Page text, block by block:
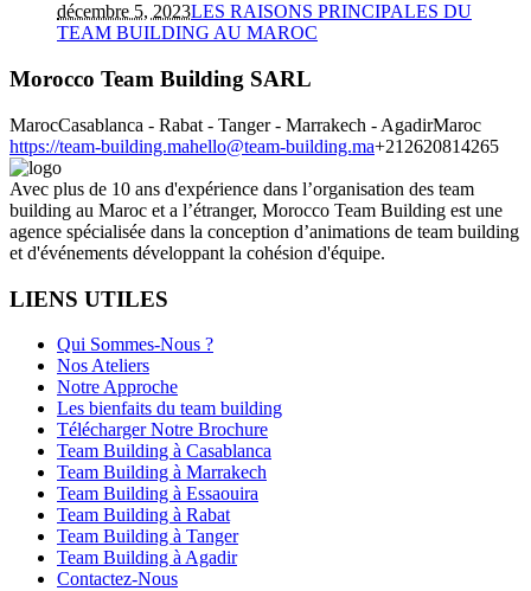
décembre 5, 2023LES RAISONS PRINCIPALES DU
TEAM BUILDING AU MAROC
Morocco Team Building SARL
MarocCasablanca - Rabat - Tanger - Marrakech - AgadirMaroc
https://team-building.mahello@team-building.ma+212620814265
Avec plus de 10 ans d'expérience dans l’organisation des team
building au Maroc et a l’étranger, Morocco Team Building est une
agence spécialisée dans la conception d’animations de team building
et d'événements développant la cohésion d'équipe.
LIENS UTILES
Qui Sommes-Nous ?
Nos Ateliers
Notre Approche
Les bienfaits du team building
Télécharger Notre Brochure
Team Building à Casablanca
Team Building à Marrakech
Team Building à Essaouira
Team Building à Rabat
Team Building à Tanger
Team Building à Agadir
Contactez-Nous